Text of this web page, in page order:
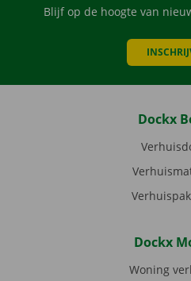
Blijf op de hoogte van
Dockx
Dockx
Woning